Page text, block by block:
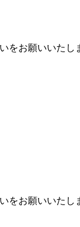
をお願いいたし
をお願いいたし